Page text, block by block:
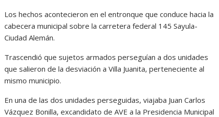
Los hechos acontecieron en el entronque que conduce hacia la
cabecera municipal sobre la carretera federal 145 Sayula-
Ciudad Alemán.
Trascendió que sujetos armados perseguían a dos unidades
que salieron de la desviación a Villa Juanita, perteneciente al
mismo municipio.
En una de las dos unidades perseguidas, viajaba Juan Carlos
Vázquez Bonilla, excandidato de AVE a la Presidencia Municipal